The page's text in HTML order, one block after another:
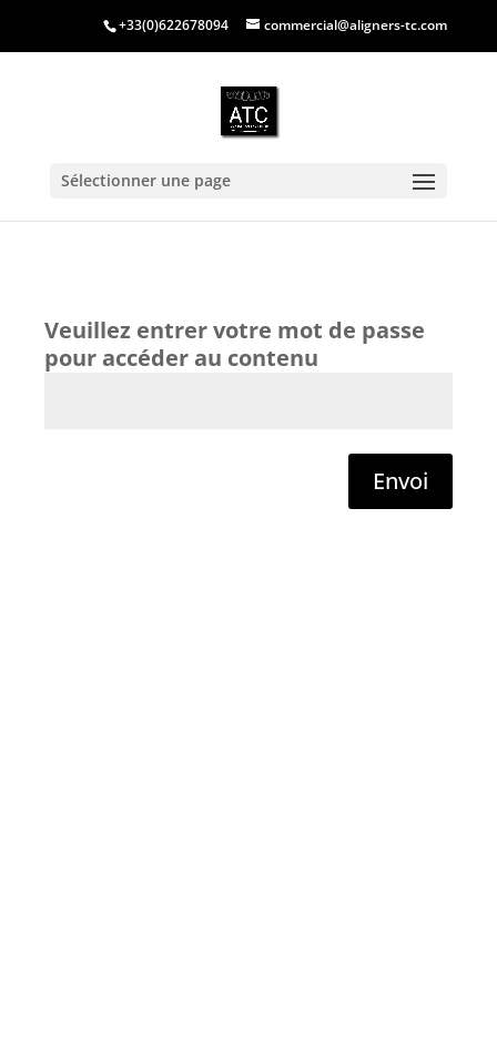
+33(0)622678094 commercial@aligners-tc.com
Sélectionner une page
Envoi